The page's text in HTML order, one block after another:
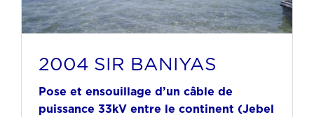
2004 SIR BANIYAS
Pose et ensouillage d’un câble de
puissance 33kV entre le continent (Jebel